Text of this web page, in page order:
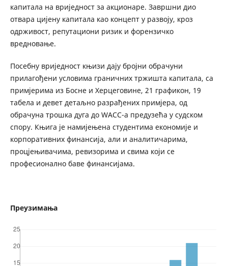
капитала на вриједност за акционаре. Завршни дио
отвара цијену капитала као концепт у развоју, кроз
одрживост, репутациони ризик и форензичко
вредновање.
Посебну вриједност књизи дају бројни обрачуни
прилагођени условима граничних тржишта капитала, са
примјерима из Босне и Херцеговине, 21 графикон, 19
табела и девет детаљно разрађених примјера, од
обрачуна трошка дуга до WACC-а предузећа у судском
спору. Књига је намијењена студентима економије и
корпоративних финансија, али и аналитичарима,
процјењивачима, ревизорима и свима који се
професионално баве финансијама.
Преузимања